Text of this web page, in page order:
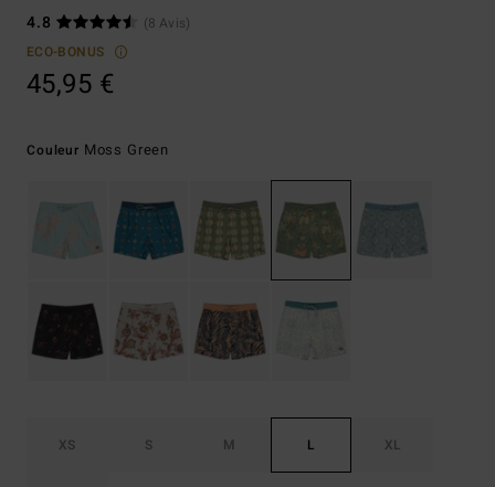
4.8
(8 Avis)
ECO-BONUS
45,95 €
Couleur Moss Green
XS S M L XL